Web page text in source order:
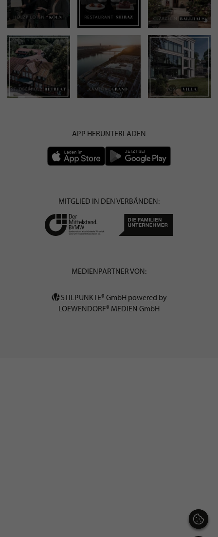
APP HERUNTERLADEN
MITGLIED IN DEN VERBÄNDEN:
MEDIENPARTNER VON:
STILPUNKTE® GmbH powered by
LOEWENDORF® MEDIEN GmbH